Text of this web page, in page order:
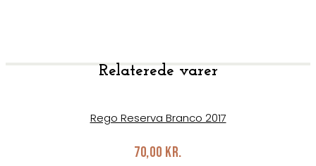
Relaterede varer
Rego Reserva Branco 2017
70,00 kr.